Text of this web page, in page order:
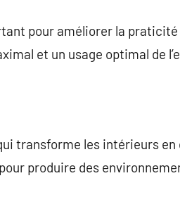
pour améliorer la praticité
et un usage optimal de
transforme les intérieurs
produire des